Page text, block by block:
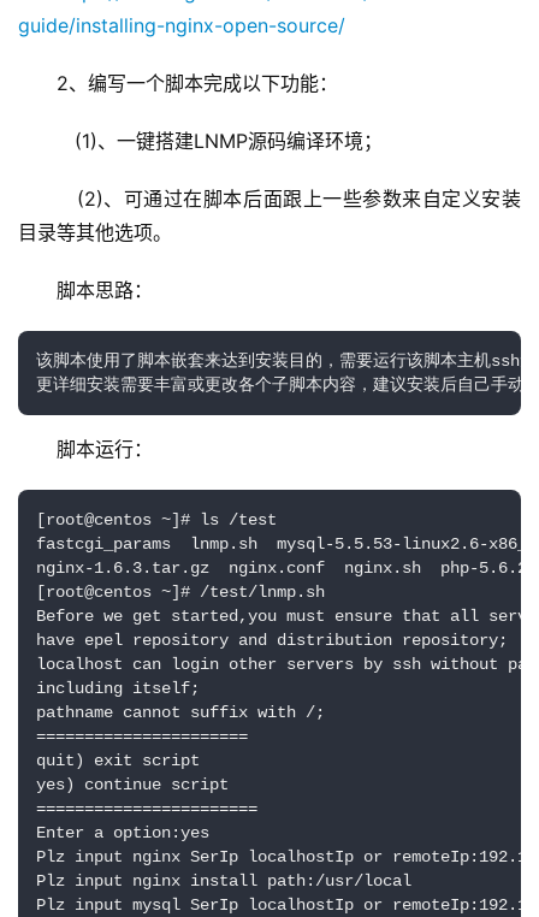
guide/installing-nginx-open-source/
2、编写一个脚本完成以下功能：
(1)、一键搭建LNMP源码编译环境；
(2)、可通过在脚本后面跟上一些参数来自定义安装
目录等其他选项。
脚本思路：
该脚本使用了脚本嵌套来达到安装目的，需要运行该脚本主机ssh
更详细安装需要丰富或更改各个子脚本内容，建议安装后自己手动
脚本运行：
[root@centos ~]# ls /test
fastcgi_params  lnmp.sh  mysql-5.5.53-linux2.6-
nginx-1.6.3.tar.gz  nginx.conf  nginx.sh  php-
[root@centos ~]# /test/lnmp.sh
Before we get started,you must ensure that all
have epel repository and distribution repository;
localhost can login other servers by ssh without
including itself;
pathname cannot suffix with /;
======================
quit) exit script
yes) continue script
=======================
Enter a option:yes
Plz input nginx SerIp localhostIp or
Plz input nginx install path:/usr/local
Plz input mysql SerIp localhostIp or